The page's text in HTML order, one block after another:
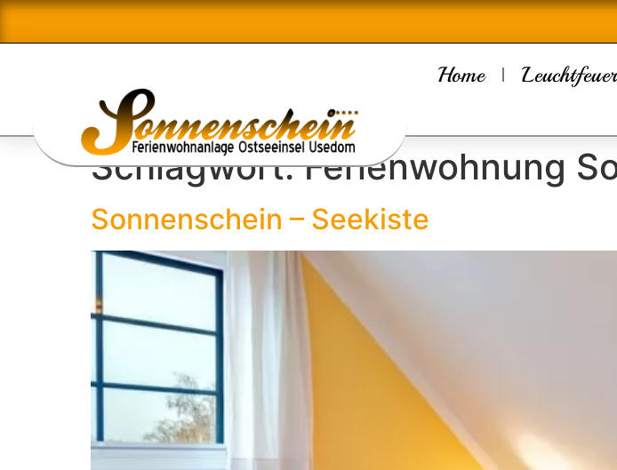
Home Leuchtfeuer
Schlagwort:Ferienwohnung
Sonnenschein – Seekiste